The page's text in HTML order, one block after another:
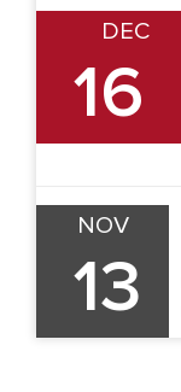
DEC
16
NOV
13